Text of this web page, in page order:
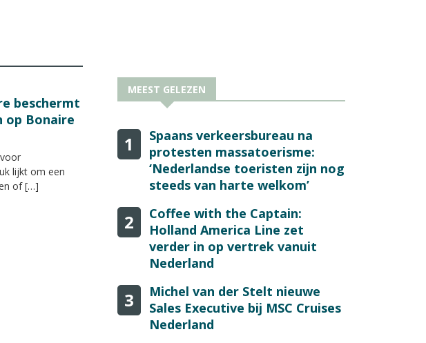
beschermt
op Bonaire
lijkt om een
of […]
MEEST GELEZEN
1
Spaans verkeersbureau na
protesten massatoerisme:
‘Nederlandse toeristen zijn nog
steeds van harte welkom’
2
Coffee with the Captain:
Holland America Line zet
verder in op vertrek vanuit
Nederland
3
Michel van der Stelt nieuwe
Sales Executive bij MSC Cruises
Nederland